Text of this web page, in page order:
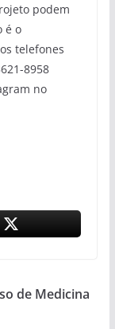
podem
é o
telefones
8958
no
de Medicina